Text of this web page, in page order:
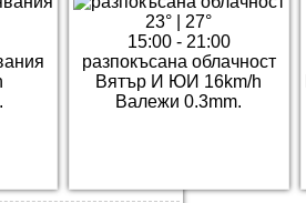
23°
27°
15:00 - 21:00
разпокъсана облачност
Вятър И ЮИ 16km/h
Валежи 0.3mm.